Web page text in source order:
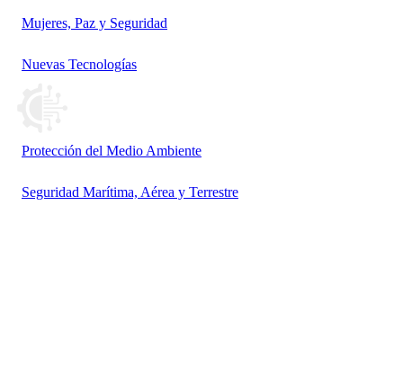
Mujeres, Paz y Seguridad
Nuevas Tecnologías
Protección del Medio Ambiente
Seguridad Marítima, Aérea y Terrestre